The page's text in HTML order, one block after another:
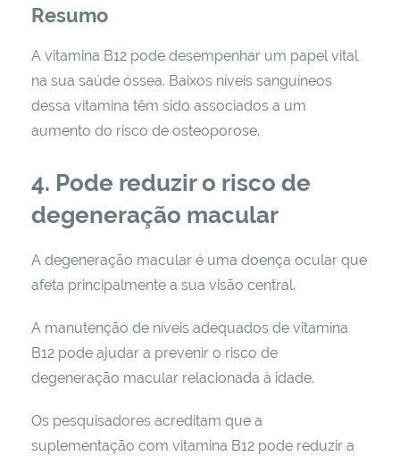
Resumo
A vitamina B12 pode desempenhar um papel vital
na sua saúde óssea. Baixos níveis sanguíneos
dessa vitamina têm sido associados a um
aumento do risco de osteoporose.
4. Pode reduzir o risco de
degeneração macular
A degeneração macular é uma doença ocular que
afeta principalmente a sua visão central.
A manutenção de níveis adequados de vitamina
B12 pode ajudar a prevenir o risco de
degeneração macular relacionada à idade.
Os pesquisadores acreditam que a
suplementação com vitamina B12 pode reduzir a